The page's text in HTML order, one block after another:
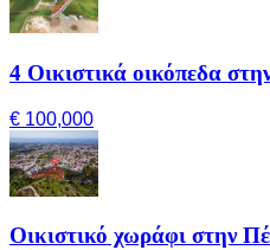
4 Οικιστικά οικόπεδα
€ 100,000
Οικιστικό χωράφι στην